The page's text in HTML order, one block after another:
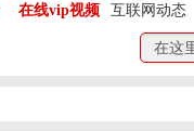
在线vip视频 互联网动态